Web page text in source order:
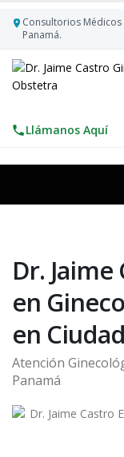
Consultorios Médicos
Panamá.
Llámanos Aquí
Dr.
en
en
Atención
Panamá